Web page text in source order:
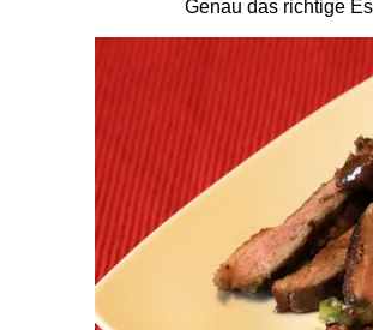
Genau das richtige